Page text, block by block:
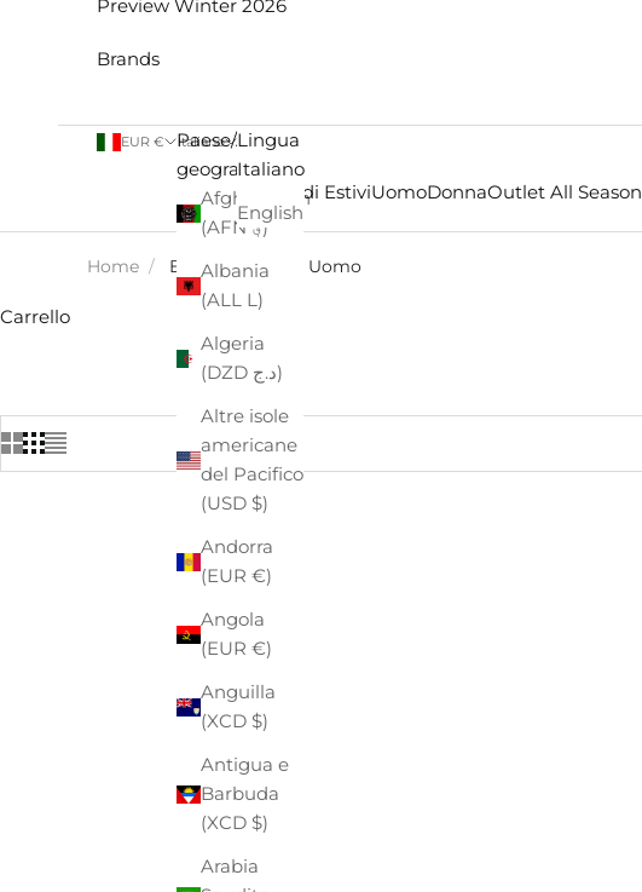
Saldi EstiviUomoDonnaOutlet All Season
Preview Winter 2026
Brands
EUR €
Paese/Area
geografica
Afghanistan
(AFN ؋)
Albania
(ALL L)
Algeria
(DZD د.ج)
Altre isole
americane
del Pacifico
(USD $)
Andorra
(EUR €)
Angola
(EUR €)
Anguilla
(XCD $)
Antigua e
Barbuda
(XCD $)
Arabia
Italiano
Lingua
Italiano
English
Home / BOY LONDON - Uomo
Carrello